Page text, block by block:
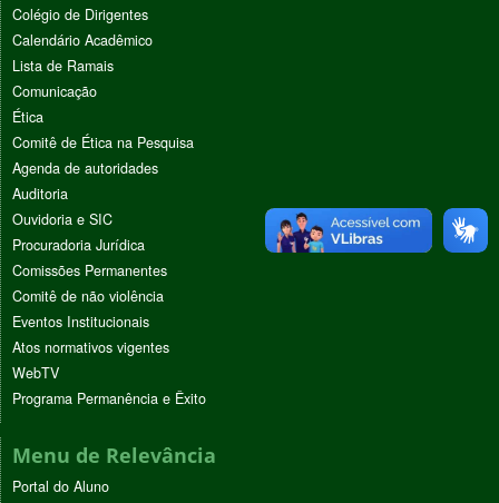
Colégio de Dirigentes
Calendário Acadêmico
Lista de Ramais
Comunicação
Ética
Comitê de Ética na Pesquisa
Agenda de autoridades
Auditoria
Ouvidoria e SIC
Procuradoria Jurídica
Comissões Permanentes
Comitê de não violência
Eventos Institucionais
Atos normativos vigentes
WebTV
Programa Permanência e Êxito
Menu de Relevância
Portal do Aluno